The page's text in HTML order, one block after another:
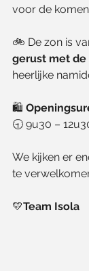
voor de
🚲 De zon is
gerust met de
heerlijke
🛍️
🕤 9u30 –
We kijken er
te
💛Team Isola